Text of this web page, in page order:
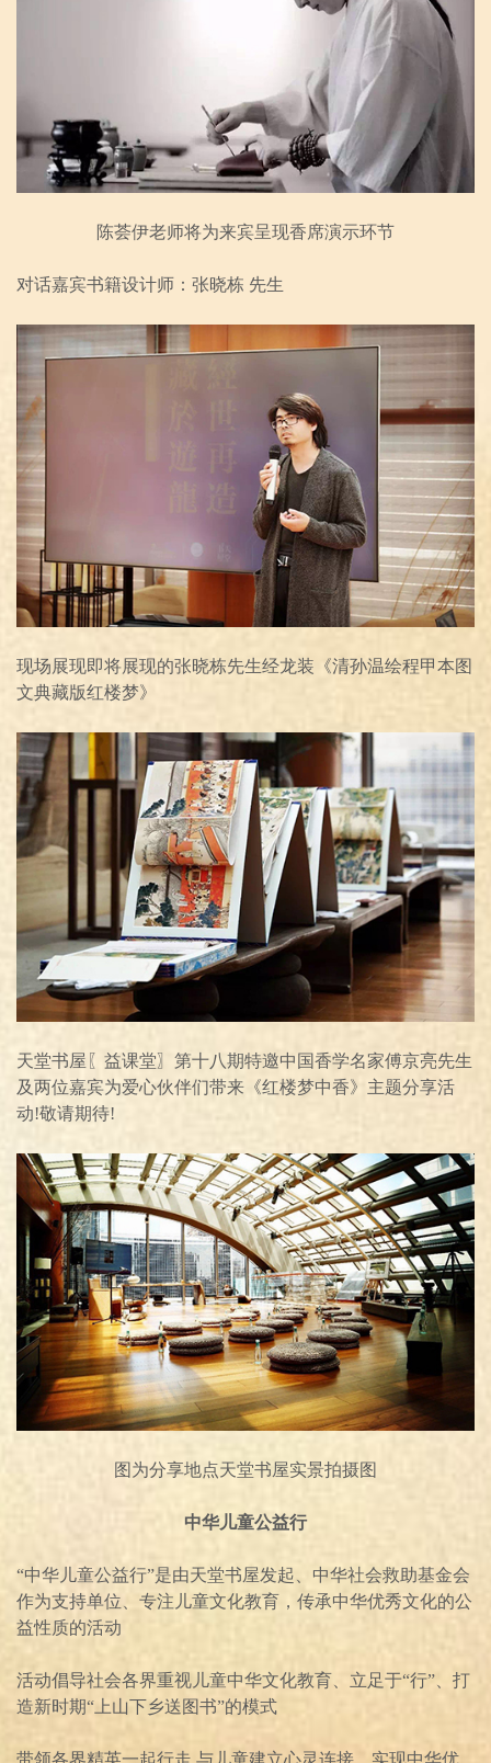
陈荟伊老师将为来宾呈现香席演示环节
对话嘉宾书籍设计师：张晓栋 先生
现场展现即将展现的张晓栋先生经龙装《清孙温绘程甲本图
文典藏版红楼梦》
天堂书屋〖益课堂〗第十八期特邀中国香学名家傅京亮先生
及两位嘉宾为爱心伙伴们带来《红楼梦中香》主题分享活
动!敬请期待!
图为分享地点天堂书屋实景拍摄图
中华儿童公益行
“中华儿童公益行”是由天堂书屋发起、中华社会救助基金会
作为支持单位、专注儿童文化教育，传承中华优秀文化的公
益性质的活动
活动倡导社会各界重视儿童中华文化教育、立足于“行”、打
造新时期“上山下乡送图书”的模式